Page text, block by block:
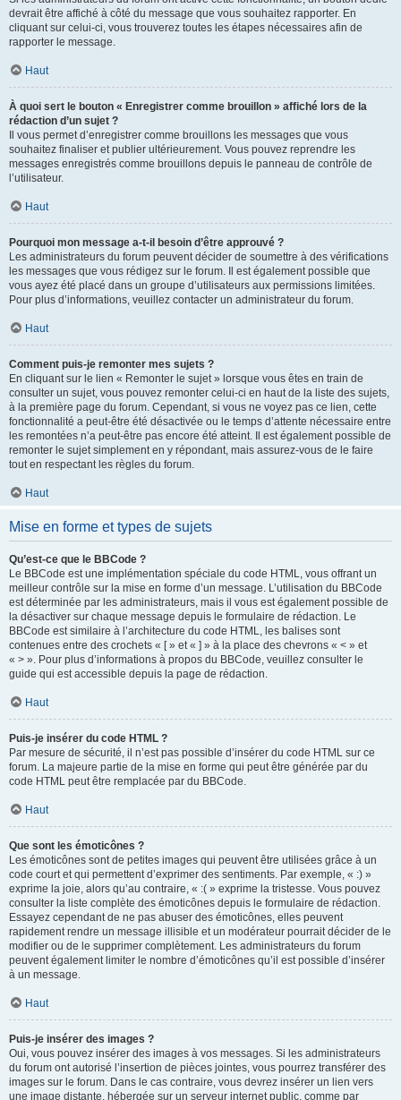
devrait être affiché à côté du message que vous souhaitez rapporter. En
cliquant sur celui-ci, vous trouverez toutes les étapes nécessaires afin de
rapporter le message.
Haut
À quoi sert le bouton « Enregistrer comme brouillon » affiché lors de la
rédaction d’un sujet ?
Il vous permet d’enregistrer comme brouillons les messages que vous
souhaitez finaliser et publier ultérieurement. Vous pouvez reprendre les
messages enregistrés comme brouillons depuis le panneau de contrôle de
l’utilisateur.
Haut
Pourquoi mon message a-t-il besoin d’être approuvé ?
Les administrateurs du forum peuvent décider de soumettre à des vérifications
les messages que vous rédigez sur le forum. Il est également possible que
vous ayez été placé dans un groupe d’utilisateurs aux permissions limitées.
Pour plus d’informations, veuillez contacter un administrateur du forum.
Haut
Comment puis-je remonter mes sujets ?
En cliquant sur le lien « Remonter le sujet » lorsque vous êtes en train de
consulter un sujet, vous pouvez remonter celui-ci en haut de la liste des sujets,
à la première page du forum. Cependant, si vous ne voyez pas ce lien, cette
fonctionnalité a peut-être été désactivée ou le temps d’attente nécessaire entre
les remontées n’a peut-être pas encore été atteint. Il est également possible de
remonter le sujet simplement en y répondant, mais assurez-vous de le faire
tout en respectant les règles du forum.
Haut
Mise en forme et types de sujets
Qu’est-ce que le BBCode ?
Le BBCode est une implémentation spéciale du code HTML, vous offrant un
meilleur contrôle sur la mise en forme d’un message. L’utilisation du BBCode
est déterminée par les administrateurs, mais il vous est également possible de
la désactiver sur chaque message depuis le formulaire de rédaction. Le
BBCode est similaire à l’architecture du code HTML, les balises sont
contenues entre des crochets « [ » et « ] » à la place des chevrons « < » et
« > ». Pour plus d’informations à propos du BBCode, veuillez consulter le
guide qui est accessible depuis la page de rédaction.
Haut
Puis-je insérer du code HTML ?
Par mesure de sécurité, il n’est pas possible d’insérer du code HTML sur ce
forum. La majeure partie de la mise en forme qui peut être générée par du
code HTML peut être remplacée par du BBCode.
Haut
Que sont les émoticônes ?
Les émoticônes sont de petites images qui peuvent être utilisées grâce à un
code court et qui permettent d’exprimer des sentiments. Par exemple, « :) »
exprime la joie, alors qu’au contraire, « :( » exprime la tristesse. Vous pouvez
consulter la liste complète des émoticônes depuis le formulaire de rédaction.
Essayez cependant de ne pas abuser des émoticônes, elles peuvent
rapidement rendre un message illisible et un modérateur pourrait décider de le
modifier ou de le supprimer complètement. Les administrateurs du forum
peuvent également limiter le nombre d’émoticônes qu’il est possible d’insérer
à un message.
Haut
Puis-je insérer des images ?
Oui, vous pouvez insérer des images à vos messages. Si les administrateurs
du forum ont autorisé l’insertion de pièces jointes, vous pourrez transférer des
images sur le forum. Dans le cas contraire, vous devrez insérer un lien vers
une image distante, hébergée sur un serveur internet public, comme par